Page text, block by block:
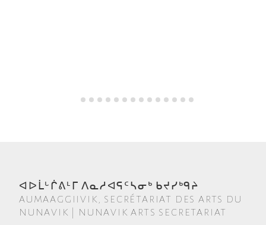
ᐊᐅᒫᒡᒌᕕᒻᒥ ᐱᓇᓱᐊᕋᑦᓴᓂᒃ ᑲᔪᓯᒃᑫᔨ
AUMAAGGIIVIK, SECRÉTARIAT DES ARTS DU
NUNAVIK | NUNAVIK ARTS SECRETARIAT